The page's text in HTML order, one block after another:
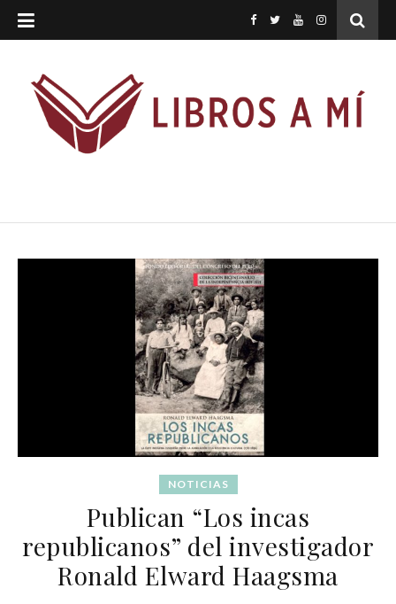
NOTICIAS
Publican “Los incas
republicanos” del investigador
Ronald Elward Haagsma